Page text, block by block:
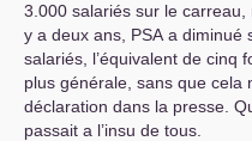
3.000 salariés sur le
y a deux ans, PSA a diminué
salariés, l’équivalent de cinq
plus générale, sans que cela
déclaration dans la presse.
passait a l’insu de tous.